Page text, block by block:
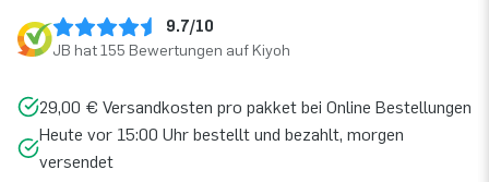
9.7/10
JB hat 155 Bewertungen auf Kiyoh
29,00 € Versandkosten pro pakket bei Online Bestellungen
Heute vor 15:00 Uhr bestellt und bezahlt, morgen
versendet